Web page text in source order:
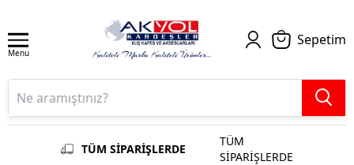
Menu
Sepetim
TÜM SİPARİŞLERDE
TÜM
SİPARİŞLERDE